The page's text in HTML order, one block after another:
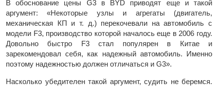
В обоснование цены G3 в BYD приводят еще и такой
аргумент: «Некоторые узлы и агрегаты (двигатель,
механическая КП и т. д.) перекочевали на автомобиль с
модели F3, производство которой началось еще в 2006 году.
Довольно быстро F3 стал популярен в Китае и
зарекомендовал себя, как надежный автомобиль. Именно
поэтому надежностью должен отличаться и G3».
Насколько убедителен такой аргумент, судить не беремся.